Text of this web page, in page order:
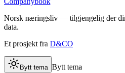
Norsk næringsliv — tilgjengelig der
data.
Et prosjekt fra D&CO
Bytt tema Bytt tema